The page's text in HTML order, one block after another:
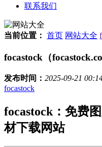
联系我们
当前位置： 首页 网站大全
focastock（
发布时间： 2025-09-21
focastock
focastock：免费
材下载网站